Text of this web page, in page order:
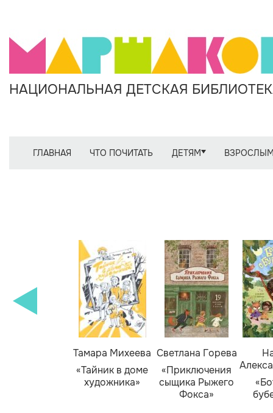
НАЦИОНАЛЬНАЯ ДЕТСКАЯ
ГЛАВНАЯ ЧТО ПОЧИТАТЬ ДЕТЯМ
Тамара Михеева
«Тайник в доме
художника»
Светлана Горева
«Приключения
сыщика Рыжего
Фокса»